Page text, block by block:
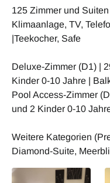
125 Zimmer und
Klimaanlage, TV,
|Teekocher, Safe
Deluxe-Zimmer (D1) |
Kinder 0-10 Jahre |
Pool Access-Zimmer
und 2 Kinder 0-10
Weitere Kategorien
Diamond-Suite,